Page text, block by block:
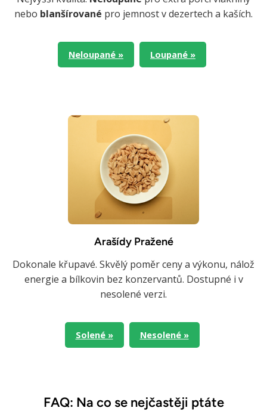
nebo blanšírované pro jemnost v dezertech a kaších.
Neloupané » Loupané »
Arašídy Pražené
Dokonale křupavé. Skvělý poměr ceny a výkonu, nálož
energie a bílkovin bez konzervantů. Dostupné i v
nesolené verzi.
Solené » Nesolené »
FAQ: Na co se nejčastěji ptáte